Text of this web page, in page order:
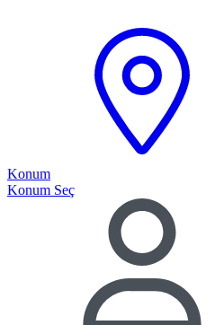
Konum
Konum Seç